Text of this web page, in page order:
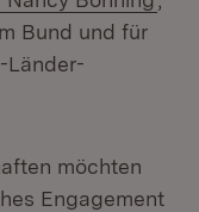
Bund und für
Länder-
möchten
Engagement